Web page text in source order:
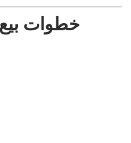
خطوات بيع